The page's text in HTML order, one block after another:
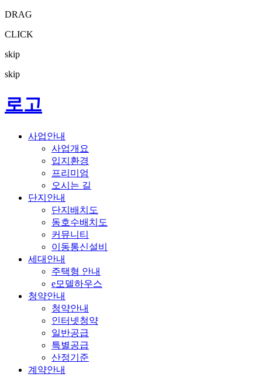
DRAG
CLICK
skip
skip
로고
사업안내
사업개요
입지환경
프리미엄
오시는 길
단지안내
단지배치도
동호수배치도
커뮤니티
이동통신설비
세대안내
주택형 안내
e모델하우스
청약안내
청약안내
인터넷청약
일반공급
특별공급
산정기준
계약안내